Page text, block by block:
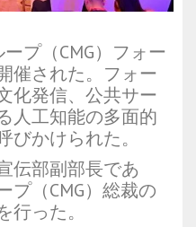
プ（CMG）フォー
催された。フォー
化発信、公共サー
人工知能の多面的
かけられた。
伝部副部長であ
プ（CMG）総裁の
った。